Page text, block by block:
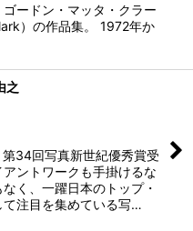
ードン・マッタ・クラー
）の作品集。 1972年か
之
34回写真新世紀優秀賞受
ントワークも手掛けるな
く、一躍日本のトップ・
て注目を集めている写…